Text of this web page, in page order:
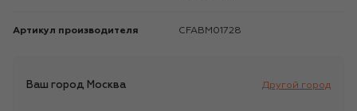
Артикул производителя CFABM01728
Ваш город Москва Другой город